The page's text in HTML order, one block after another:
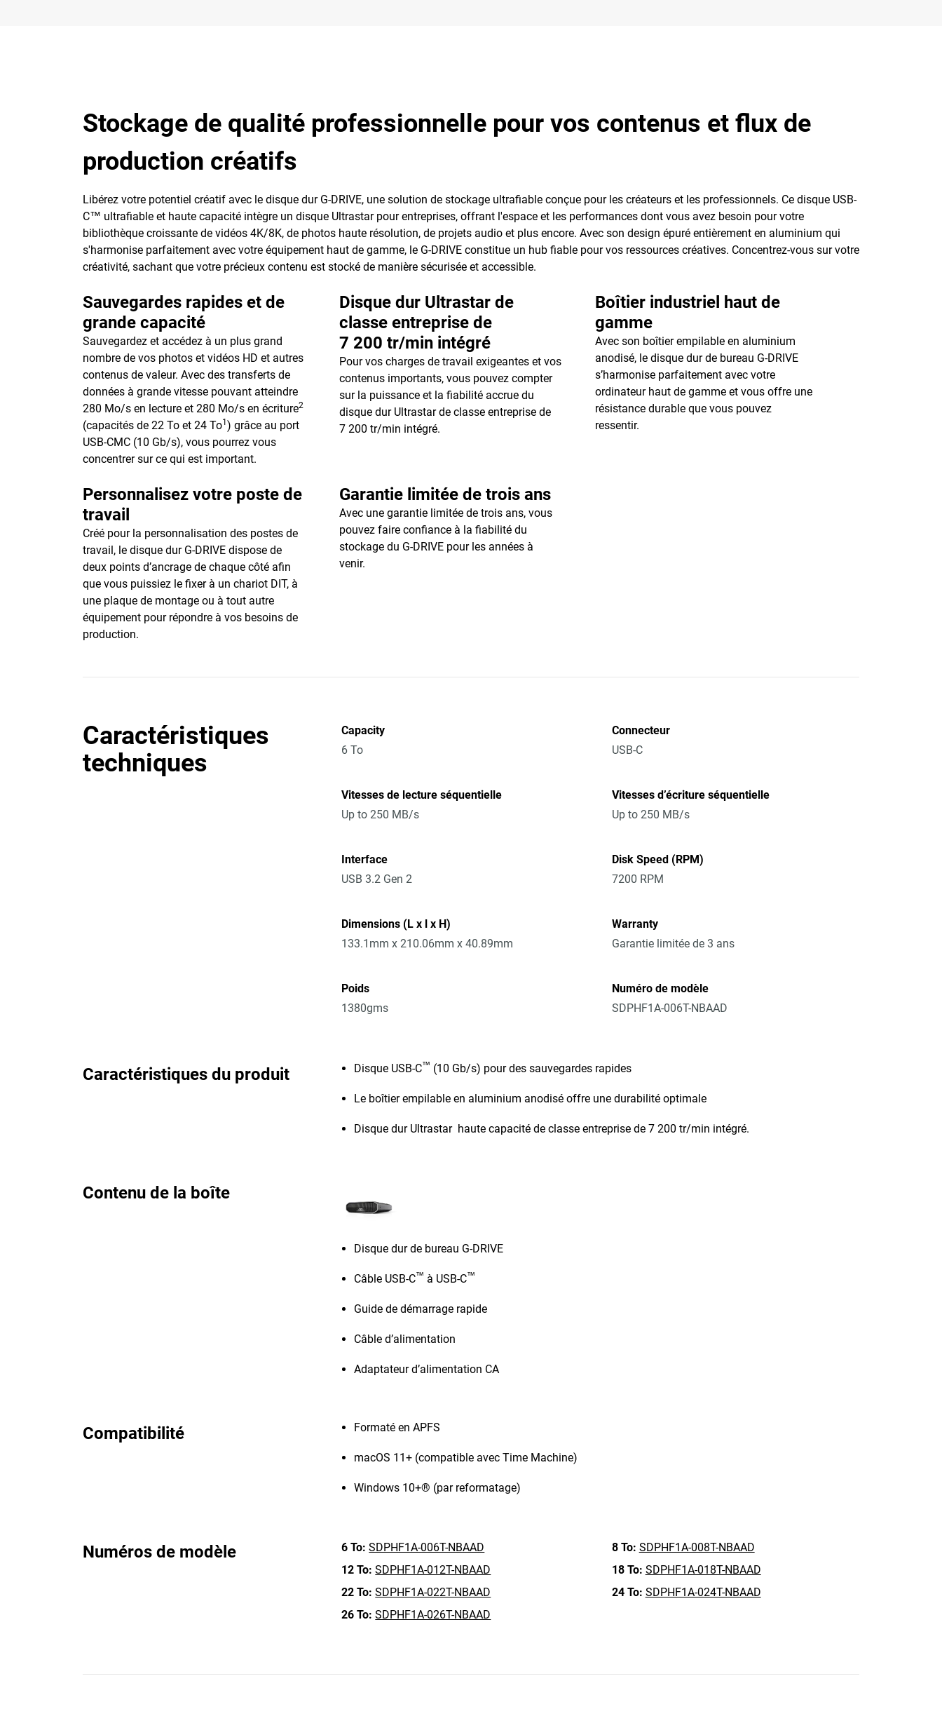
Stockage de qualité professionnelle pour vos contenus et flux de
production créatifs
Libérez votre potentiel créatif avec le disque dur G-DRIVE, une solution de stockage ultrafiable conçue pour les créateurs et les professionnels. Ce disque USB-
C™ ultrafiable et haute capacité intègre un disque Ultrastar pour entreprises, offrant l'espace et les performances dont vous avez besoin pour votre
bibliothèque croissante de vidéos 4K/8K, de photos haute résolution, de projets audio et plus encore. Avec son design épuré entièrement en aluminium qui
s'harmonise parfaitement avec votre équipement haut de gamme, le G-DRIVE constitue un hub fiable pour vos ressources créatives. Concentrez-vous sur votre
créativité, sachant que votre précieux contenu est stocké de manière sécurisée et accessible.
Sauvegardes rapides et de
grande capacité
Sauvegardez et accédez à un plus grand
nombre de vos photos et vidéos HD et autres
contenus de valeur. Avec des transferts de
données à grande vitesse pouvant atteindre
280 Mo/s en lecture et 280 Mo/s en écriture2
(capacités de 22 To et 24 To1 ) grâce au port
USB-CMC (10 Gb/s), vous pourrez vous
concentrer sur ce qui est important.
Disque dur Ultrastar de
classe entreprise de
7 200 tr/min intégré
Pour vos charges de travail exigeantes et vos
contenus importants, vous pouvez compter
sur la puissance et la fiabilité accrue du
disque dur Ultrastar de classe entreprise de
7 200 tr/min intégré.
Boîtier industriel haut de
gamme
Avec son boîtier empilable en aluminium
anodisé, le disque dur de bureau G-DRIVE
s’harmonise parfaitement avec votre
ordinateur haut de gamme et vous offre une
résistance durable que vous pouvez
ressentir.
Personnalisez votre poste de
travail
Créé pour la personnalisation des postes de
travail, le disque dur G-DRIVE dispose de
deux points d’ancrage de chaque côté afin
que vous puissiez le fixer à un chariot DIT, à
une plaque de montage ou à tout autre
équipement pour répondre à vos besoins de
production.
Garantie limitée de trois ans
Avec une garantie limitée de trois ans, vous
pouvez faire confiance à la fiabilité du
stockage du G-DRIVE pour les années à
venir.
Caractéristiques
techniques
Capacity
6 To
Connecteur
USB-C
Vitesses de lecture séquentielle
Up to 250 MB/s
Vitesses d’écriture séquentielle
Up to 250 MB/s
Interface
USB 3.2 Gen 2
Disk Speed (RPM)
7200 RPM
Dimensions (L x l x H)
133.1mm x 210.06mm x 40.89mm
Warranty
Garantie limitée de 3 ans
Poids
1380gms
Numéro de modèle
SDPHF1A-006T-NBAAD
Caractéristiques du produit Disque USB-C™ (10 Gb/s) pour des sauvegardes rapides
Le boîtier empilable en aluminium anodisé offre une durabilité optimale
Disque dur Ultrastar haute capacité de classe entreprise de 7 200 tr/min intégré.
Contenu de la boîte
Disque dur de bureau G-DRIVE
Câble USB-C™ à USB-C™
Guide de démarrage rapide
Câble d’alimentation
Adaptateur d’alimentation CA
Compatibilité Formaté en APFS
macOS 11+ (compatible avec Time Machine)
Windows 10+® (par reformatage)
Numéros de modèle 6 To: SDPHF1A-006T-NBAAD 8 To: SDPHF1A-008T-NBAAD
12 To: SDPHF1A-012T-NBAAD 18 To: SDPHF1A-018T-NBAAD
22 To: SDPHF1A-022T-NBAAD 24 To: SDPHF1A-024T-NBAAD
26 To: SDPHF1A-026T-NBAAD